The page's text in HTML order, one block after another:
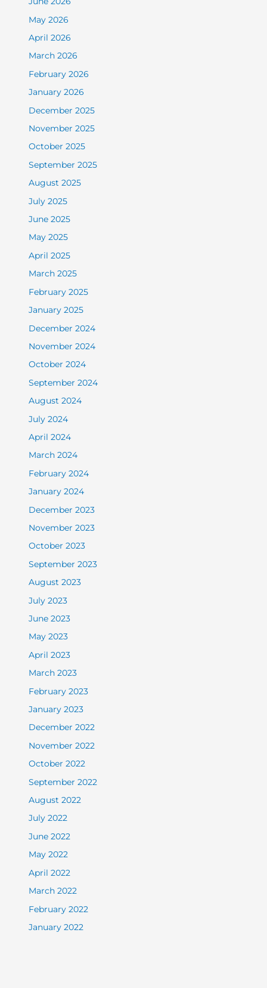
May 2026
April 2026
March 2026
February 2026
January 2026
December 2025
November 2025
October 2025
September 2025
August 2025
July 2025
June 2025
May 2025
April 2025
March 2025
February 2025
January 2025
December 2024
November 2024
October 2024
September 2024
August 2024
July 2024
April 2024
March 2024
February 2024
January 2024
December 2023
November 2023
October 2023
September 2023
August 2023
July 2023
June 2023
May 2023
April 2023
March 2023
February 2023
January 2023
December 2022
November 2022
October 2022
September 2022
August 2022
July 2022
June 2022
May 2022
April 2022
March 2022
February 2022
January 2022